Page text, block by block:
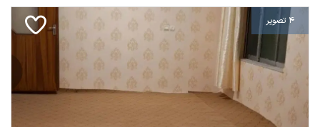
| Map data © ariamarz.com
4 تصویر